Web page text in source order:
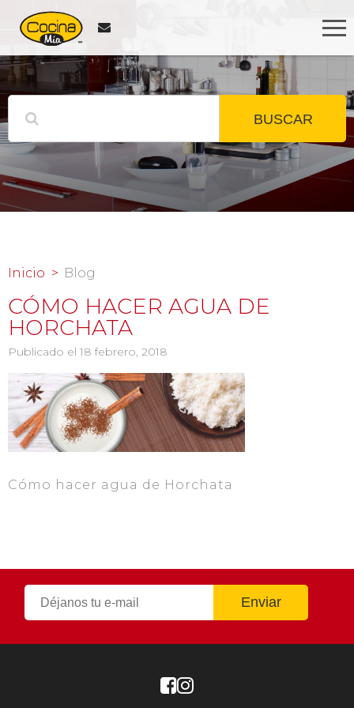
BUSCAR
Inicio Blog
CÓMO HACER AGUA DE
HORCHATA
Publicado el 18 febrero, 2018
Cómo hacer agua de Horchata